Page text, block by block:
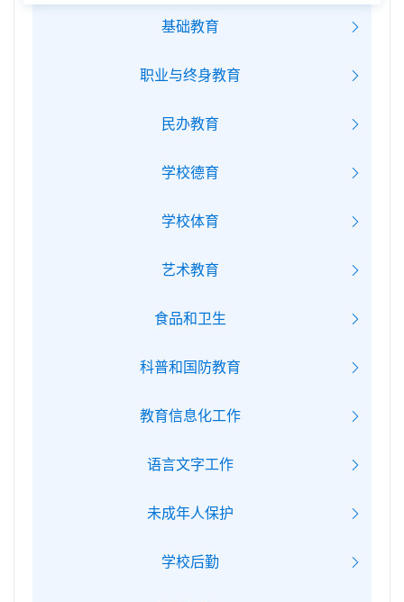
基础教育
职业与终身教育
民办教育
学校德育
学校体育
艺术教育
食品和卫生
科普和国防教育
教育信息化工作
语言文字工作
未成年人保护
学校后勤